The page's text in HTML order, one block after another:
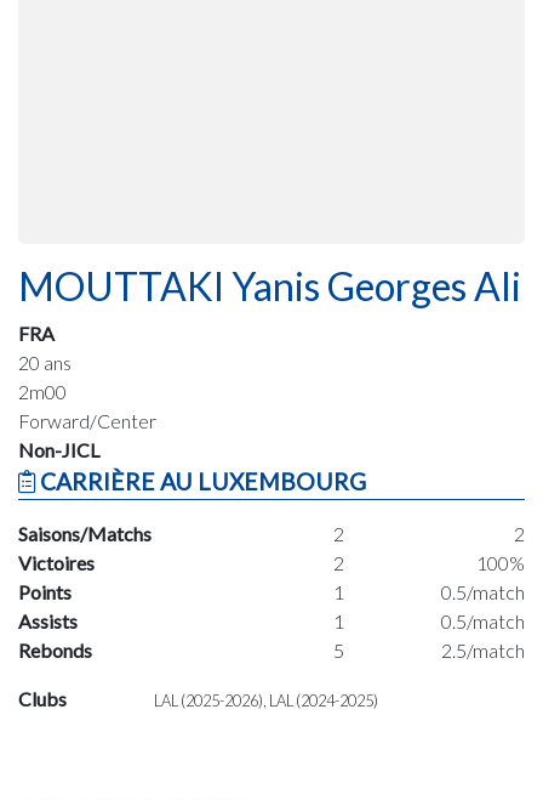
MOUTTAKI Yanis Georges Ali
FRA
20 ans
2m00
Forward/Center
Non-JICL
CARRIÈRE AU LUXEMBOURG
Saisons/Matchs 2
2
Victoires
2
100%
Points
1
0.5/match
Assists
1
0.5/match
Rebonds
5 2.5/match
Clubs LAL (2025-2026), LAL (2024-2025)